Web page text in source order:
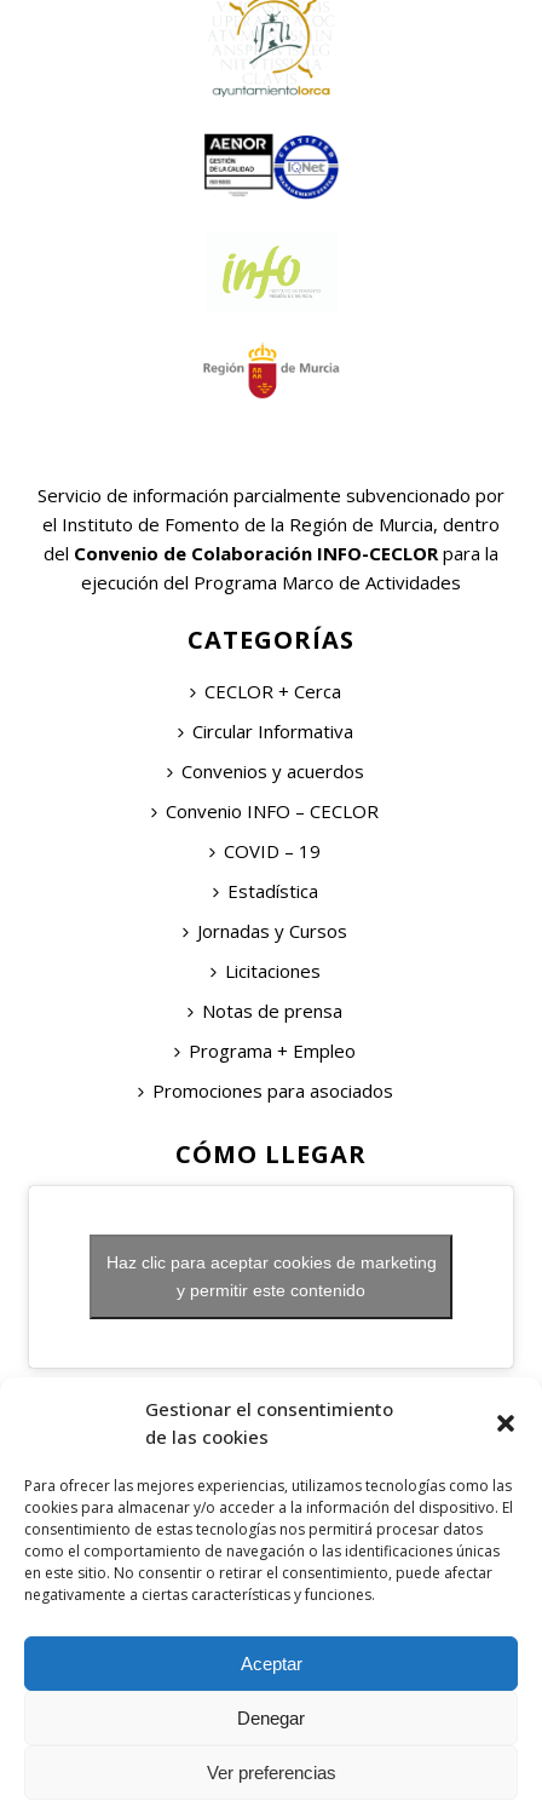
Gestionar el consentimiento
de las cookies
Para ofrecer las mejores experiencias, utilizamos tecnologías como las
cookies para almacenar y/o acceder a la información del dispositivo. El
consentimiento de estas tecnologías nos permitirá procesar datos
como el comportamiento de navegación o las identificaciones únicas
en este sitio. No consentir o retirar el consentimiento, puede afectar
negativamente a ciertas características y funciones.
Aceptar
Denegar
Ver preferencias
Servicio de información parcialmente subvencionado por
el Instituto de Fomento de la Región de Murcia, dentro
del Convenio de Colaboración INFO-CECLOR para la
ejecución del Programa Marco de Actividades
CATEGORÍAS
CECLOR + Cerca
Circular Informativa
Convenios y acuerdos
Convenio INFO – CECLOR
COVID – 19
Estadística
Jornadas y Cursos
Licitaciones
Notas de prensa
Programa + Empleo
Promociones para asociados
CÓMO LLEGAR
Haz clic para aceptar cookies de marketing
y permitir este contenido
OTROS ENLACES
Política de cookies
Aviso legal
Canal ético
SÍGUENOS EN